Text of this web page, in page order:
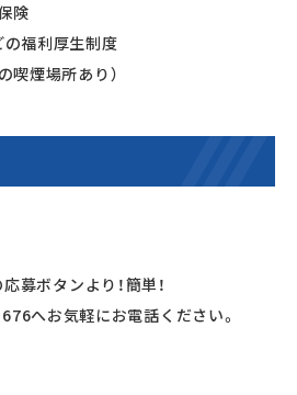
険
福利厚生制度
喫煙場所あり）
募ボタンより！簡単！
へお気軽にお電話ください。